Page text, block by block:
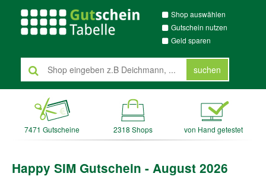
Shop auswählen
Gutschein nutzen
Geld sparen
suchen
7471 Gutscheine 2318 Shops von Hand getestet
Happy SIM Gutschein - August 2026